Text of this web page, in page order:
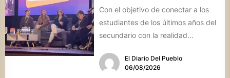
Con el objetivo de conectar a los
estudiantes de los últimos años del
secundario con la realidad
El Diario Del Pueblo
06/08/2026